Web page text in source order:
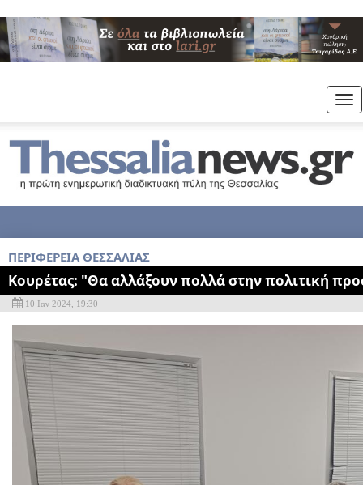
ΠΕΡΙΦΕΡΕΙΑ ΘΕΣΣΑΛΙΑΣ
Κουρέτας: "Θα αλλάξουν πολλά στην πολιτική
10 Ιαν 2024, 19:30